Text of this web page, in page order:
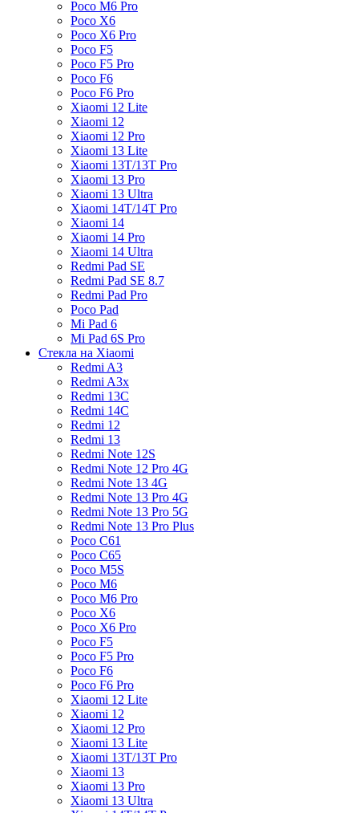
Poco M6 Pro
Poco X6
Poco X6 Pro
Poco F5
Poco F5 Pro
Poco F6
Poco F6 Pro
Xiaomi 12 Lite
Xiaomi 12
Xiaomi 12 Pro
Xiaomi 13 Lite
Xiaomi 13T/13T Pro
Xiaomi 13 Pro
Xiaomi 13 Ultra
Xiaomi 14T/14T Pro
Xiaomi 14
Xiaomi 14 Pro
Xiaomi 14 Ultra
Redmi Pad SE
Redmi Pad SE 8.7
Redmi Pad Pro
Poco Pad
Mi Pad 6
Mi Pad 6S Pro
Стекла на Xiaomi
Redmi A3
Redmi A3x
Redmi 13C
Redmi 14C
Redmi 12
Redmi 13
Redmi Note 12S
Redmi Note 12 Pro 4G
Redmi Note 13 4G
Redmi Note 13 Pro 4G
Redmi Note 13 Pro 5G
Redmi Note 13 Pro Plus
Poco C61
Poco C65
Poco M5S
Poco M6
Poco M6 Pro
Poco X6
Poco X6 Pro
Poco F5
Poco F5 Pro
Poco F6
Poco F6 Pro
Xiaomi 12 Lite
Xiaomi 12
Xiaomi 12 Pro
Xiaomi 13 Lite
Xiaomi 13T/13T Pro
Xiaomi 13
Xiaomi 13 Pro
Xiaomi 13 Ultra